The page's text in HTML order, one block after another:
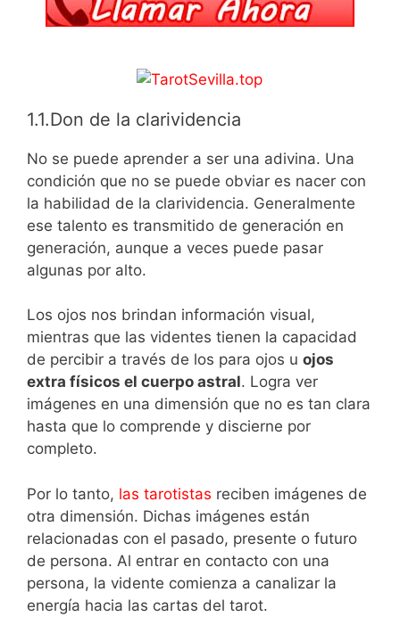
1.1.Don de la clarividencia
No se puede aprender a ser una adivina. Una
condición que no se puede obviar es nacer con
la habilidad de la clarividencia. Generalmente
ese talento es transmitido de generación en
generación, aunque a veces puede pasar
algunas por alto.
Los ojos nos brindan información visual,
mientras que las videntes tienen la capacidad
de percibir a través de los para ojos u ojos
extra físicos el cuerpo astral. Logra ver
imágenes en una dimensión que no es tan clara
hasta que lo comprende y discierne por
completo.
Por lo tanto, las tarotistas reciben imágenes de
otra dimensión. Dichas imágenes están
relacionadas con el pasado, presente o futuro
de persona. Al entrar en contacto con una
persona, la vidente comienza a canalizar la
energía hacia las cartas del tarot.